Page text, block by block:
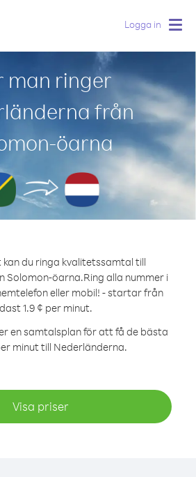
Logga in
man ringer
från
öarna
kan du ringa kvalitetssamtal till
Solomon-öarna.Ring alla nummer i
eller mobil! - startar från
1.9 ¢ per minut.
en samtalsplan för att få de bästa
minut till Nederländerna.
Visa priser